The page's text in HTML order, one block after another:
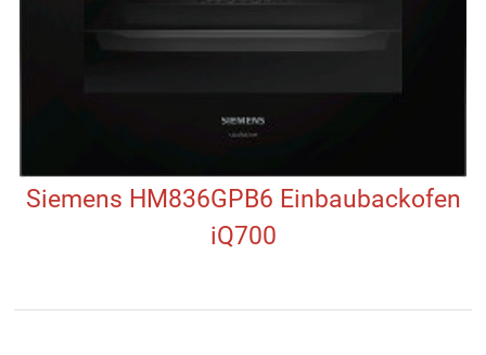
Siemens HM836GPB6 Einbaubackofen
iQ700